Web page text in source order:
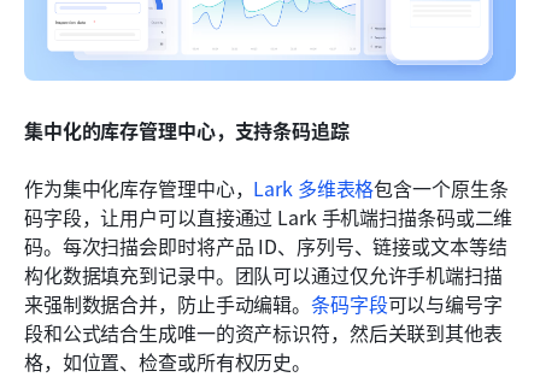
集中化的库存管理中心，支持条码追踪
作为集中化库存管理中心， Lark 多维表格包含一个原生条
码字段，让用户可以直接通过 Lark 手机端扫描条码或二维
码。每次扫描会即时将产品 ID、序列号、链接或文本等结
构化数据填充到记录中。团队可以通过仅允许手机端扫描
来强制数据合并，防止手动编辑。条码字段可以与编号字
段和公式结合生成唯一的资产标识符，然后关联到其他表
格，如位置、检查或所有权历史。